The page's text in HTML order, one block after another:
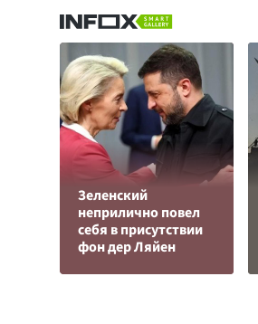
Зеленский
неприлично повел
cебя в присутствии
фон дер Ляйен